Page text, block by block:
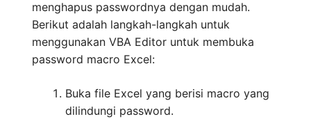
menghapus passwordnya dengan mudah.
Berikut adalah langkah-langkah untuk
menggunakan VBA Editor untuk membuka
password macro Excel:
Buka file Excel yang berisi macro yang
dilindungi password.